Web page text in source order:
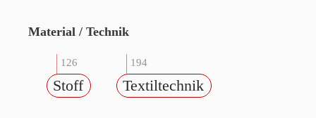
Material / Technik
126
Stoff
194
Textiltechnik